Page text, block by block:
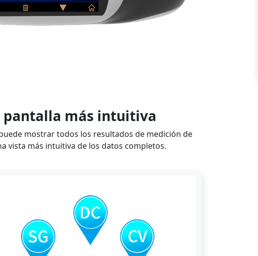
pantalla más intuitiva
mostrar todos los resultados de medición de
vista más intuitiva de los datos completos.